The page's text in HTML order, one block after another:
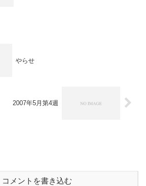
やらせ
2007年5月第4週
コメントを書き込む